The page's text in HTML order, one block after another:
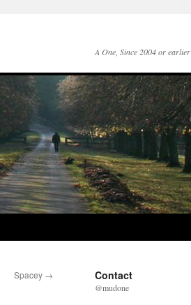
A One, Since 2004 or earlier
Spacey → Contact
@mudone